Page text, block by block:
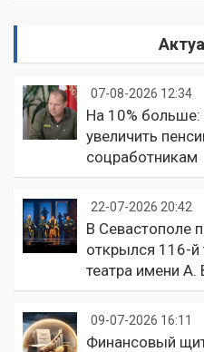
07-08-2026 12:34
На 10%
увеличить
соцработникам
22-07-2026 20:42
В Севастополе
открылся 116-й
театра имени А.
09-07-2026 16:11
Финансовый